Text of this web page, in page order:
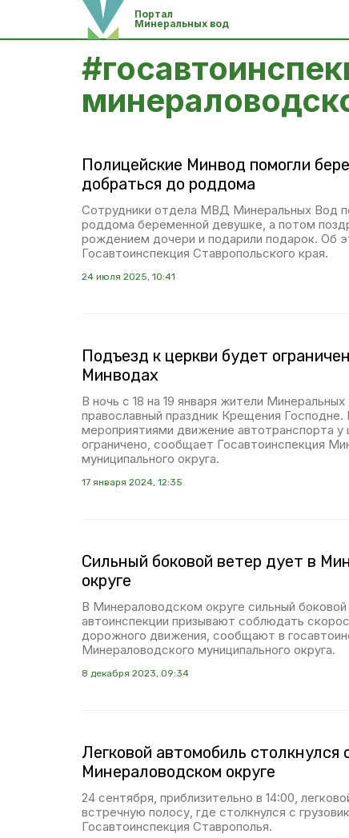
Портал
Минеральных вод
#
Полицейские Минвод помогли
добраться до роддома
Сотрудники отдела МВД Минеральных Вод
роддома беременной девушке, а потом
рождением дочери и подарили подарок. Об
Госавтоинспекция Ставропольского края.
24 июля 2025, 10:41
Подъезд к церкви будет
Минводах
В ночь с 18 на 19 января жители
православный праздник Крещения
мероприятиями движение автотранспорта у
ограничено, сообщает Госавтоинспекция
муниципального округа.
17 января 2024, 12:35
Сильный боковой ветер дует в
округе
В Минераловодском округе сильный
автоинспекции призывают соблюдать
дорожного движения, сообщают в
Минераловодского муниципального округа.
8 декабря 2023, 09:34
Легковой автомобиль столкнулся
Минераловодском округе
24 сентября, приблизительно в 14:00,
встречную полосу, где столкнулся с
Госавтоинспекция Ставрополья.